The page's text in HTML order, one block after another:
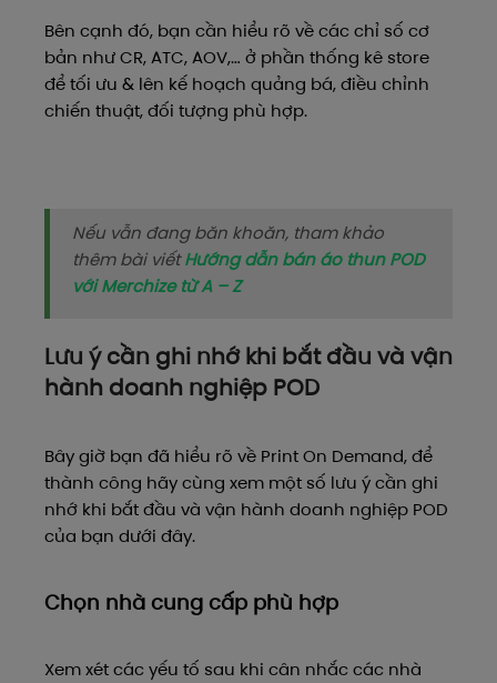
Bên cạnh đó, bạn cần hiểu rõ về các chỉ số cơ
bản như CR, ATC, AOV,… ở phần thống kê store
để tối ưu & lên kế hoạch quảng bá, điều chỉnh
chiến thuật, đối tượng phù hợp.
Nếu vẫn đang băn khoăn, tham khảo
thêm bài viếtHướng dẫn bán áo thun POD
với Merchize từ A – Z
Lưu ý cần ghi nhớ khi bắt đầu và vận
hành doanh nghiệp POD
Bây giờ bạn đã hiểu rõ về Print On Demand, để
thành công hãy cùng xem một số lưu ý cần ghi
nhớ khi bắt đầu và vận hành doanh nghiệp POD
của bạn dưới đây.
Chọn nhà cung cấp phù hợp
Xem xét các yếu tố sau khi cân nhắc các nhà